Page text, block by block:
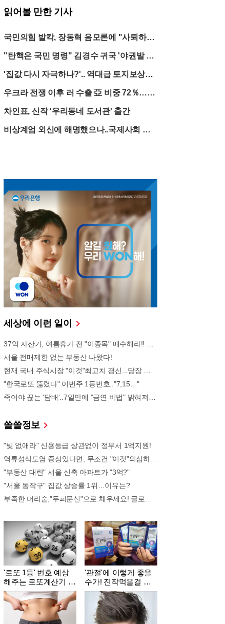
있다. 선거에서 승리한 민주당 정청래 대표는 오히려
고 있다. 반면 장 대표는 선거 후 일주일이 지나도록
않은 채 장외 시위에만 몰두하고 있다는 비판을 받는
다. 영남권 중진 의원들 사이에서는 승리한 쪽보다 못
한 야당 지도부의 무능함이 보수 재건의 가장 큰 걸림
돌이라는 쓴소리가 터져 나오고 있다.정치권에서는
장 대표의 이번 돌출 행동이 여야 협상 국면에도 찬물
을 끼얹었다고 평가한다. 투표용지 부족 사태에 대한
국정조사와 특검 협상이 진행 중인 상황에서, 야당 대
표가 음모론을 들고 나오면서 협상의 동력이 상실될
로 치부되게 만들었다는 비난이 쏟아지고 있다.장 대
표의 과거 행적들 또한 다시금 도마 위에 오르며 사퇴
압박을 가중시키고 있다. 연초 한동훈 의원 제명 사태
부터 대통령의 내란 혐의에 대한 부적절한 옹호 발언,
그리고 외교적 성과 없는 '빈손 방미' 논란까지 겹치며
리더십은 이미 바닥을 쳤다는 분석이다. 당 관계자들
은 장 대표가 사퇴를 거부하고 음모론에 매몰될수록
국민의힘의 수권 정당 이미지는 회복 불가능한 타격
을 입을 것이라고 경고하고 있다. 보수 진영의 미래를
위해 지도부 총사퇴를 포함한 근본적인 인적 쇄신이
필요하다는 목소리가 6·10 만세운동 기념일의 정국을
뜨겁게 달구고 있다.
읽어볼 만한 기사
국민의힘 발칵, 장동혁 음모론에 "사퇴하
"탄핵은 국민 명령" 김경수 귀국 '야권발 징
'집값 다시 자극하나?'.. 역대급 토지보상금
우크라 전쟁 이후 러 수출 亞 비중 72％…유
차인표, 신작 '우리동네 도서관' 출간
비상계엄 외신에 해명했으나..국제사회 우
세상에 이런 일이
서울 전매제한 없는 부동산 나왔다!
"한국로또 뚫렸다" 이번주 1등번호.."7,15…"
쏠쏠정보
"빚 없애라" 신용등급 상관없이 정부서 1억지원!
역류성식도염 증상있다면, 무조건 "이것"의심하세요. 간단치료법 나왔다!
"부동산 대란" 서울 신축 아파트가 "3억?"
"서울 동작구" 집값 상승률 1위…이유는?
'로또 1등' 번호 예상
해주는 로또계산기 화
제!
'관절'에 이렇게 좋을
수가! 진작먹을걸 그
랬어요!